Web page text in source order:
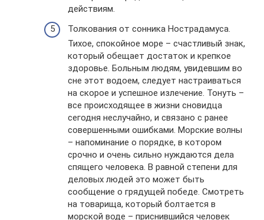
действиям.
Толкования от сонника Нострадамуса.
Тихое, спокойное море – счастливый знак,
который обещает достаток и крепкое
здоровье. Больным людям, увидевшим во
сне этот водоем, следует настраиваться
на скорое и успешное излечение. Тонуть –
все происходящее в жизни сновидца
сегодня неслучайно, и связано с ранее
совершенными ошибками. Морские волны
– напоминание о порядке, в котором
срочно и очень сильно нуждаются дела
спящего человека. В равной степени для
деловых людей это может быть
сообщение о грядущей победе. Смотреть
на товарища, который болтается в
морской воде – приснившийся человек